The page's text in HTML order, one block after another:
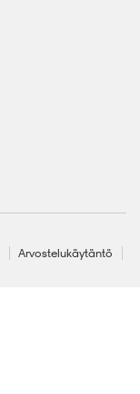
Arvostelukäytäntö